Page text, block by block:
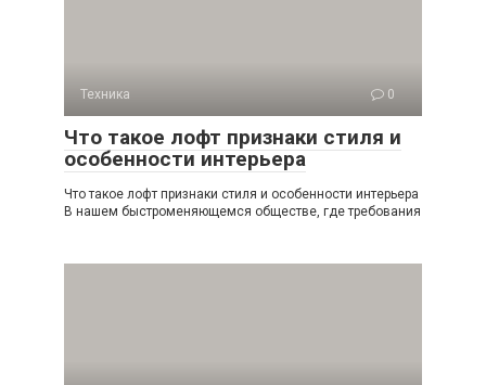
Техника 0
Что такое лофт признаки стиля и
особенности интерьера
Что такое лофт признаки стиля и особенности интерьера
В нашем быстроменяющемся обществе, где требования